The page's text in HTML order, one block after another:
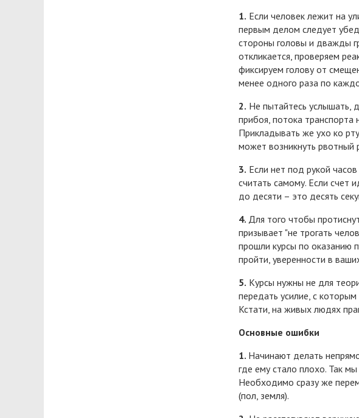
1. Если человек лежит на
первым делом следует
стороны головы и дважды
откликается, проверяем
фиксируем голову от
менее одного раза по
2. Не пытайтесь услышать,
прибоя, потока
Прикладывать же ухо ко
может возникнуть рвотный
3. Если нет под рукой
считать самому. Если счет
до десяти – это десять
4. Для того чтобы
призывает "не трогать
прошли курсы по оказанию
пройти, уверенности в
5. Курсы нужны не для
передать усилие, с
Кстати, на живых людях
Основные ошибки
1. Начинают делать
где ему стало плохо. Так
Необходимо сразу же
(пол, земля).